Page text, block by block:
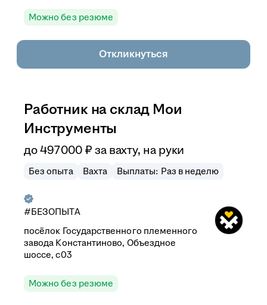
Можно без резюме
Откликнуться
Работник на склад Мои
Инструменты
до497 000 ₽ за вахту, на руки
Без опыта Вахта Выплаты: Раз в неделю
#БЕЗОПЫТА
посёлок Государственного племенного
завода Константиново, Объездное
шоссе, с03
Можно без резюме